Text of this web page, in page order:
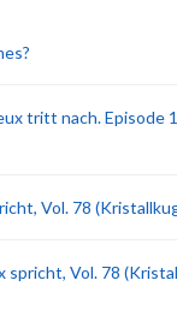
tritt nach. Episode
Vol. 78
spricht, Vol. 78